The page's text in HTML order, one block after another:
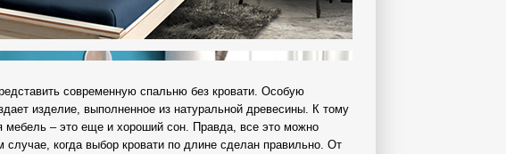
современную спальню без кровати. Особую
изделие, выполненное из натуральной древесины. К тому
мебель – это еще и хороший сон. Правда, все это можно
случае, когда выбор кровати по длине сделан правильно. От